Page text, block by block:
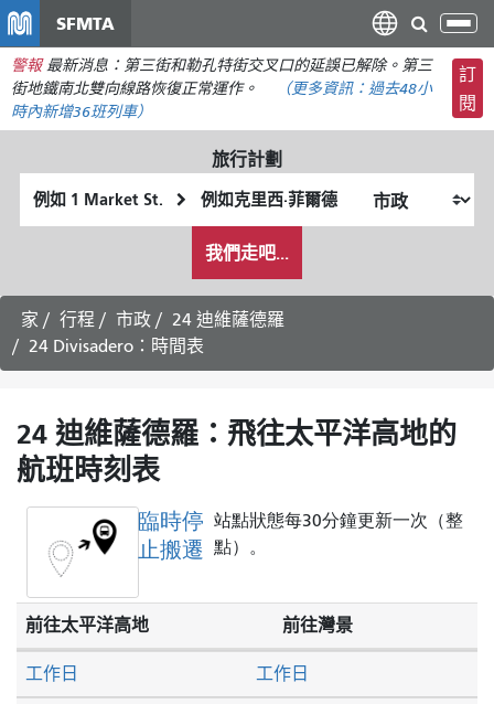
主
要
容
SFMTA
切
換
導
航
警報 最新消息：第三街和勒孔特街交叉口的延誤已解除。第三
街地鐵南北雙向線路恢復正常運作。
（更多資訊： 過去48小
時內新增36班列車）
訂
閱
旅行計劃
起
始
終
點
我
希
望
的
行
式
我們走吧...
家 行程 市政
24 迪維薩德羅
24 Divisadero：時間表
24 迪維薩德羅：飛往太平洋高地的
航班時刻表
臨時停
止搬遷
站點狀態每30分鐘更新一次（整
點）。
前往太平洋高地 前往灣景
工作日 工作日